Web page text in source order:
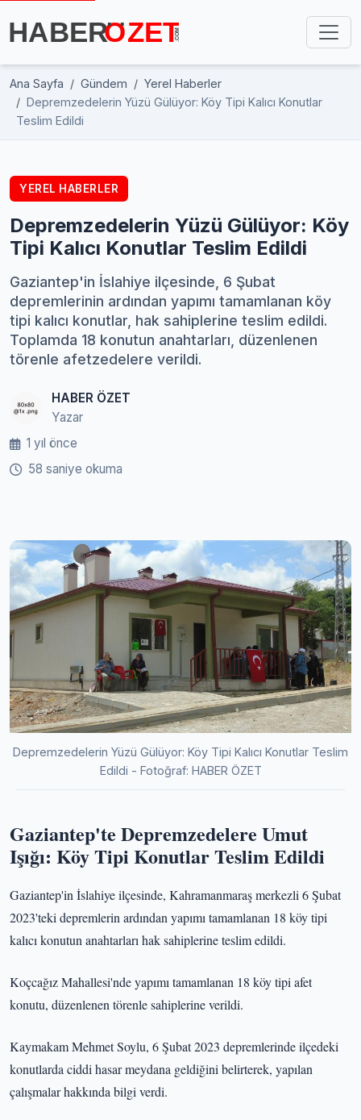
Ana Sayfa Gündem
Yerel Haberler
Depremzedelerin Yüzü Gülüyor: Köy Tipi Kalıcı Konutlar
Teslim Edildi
YEREL HABERLER
Depremzedelerin Yüzü Gülüyor: Köy
Tipi Kalıcı Konutlar Teslim Edildi
Gaziantep'in İslahiye ilçesinde, 6 Şubat
depremlerinin ardından yapımı tamamlanan köy
tipi kalıcı konutlar, hak sahiplerine teslim edildi.
Toplamda 18 konutun anahtarları, düzenlenen
törenle afetzedelere verildi.
HABER ÖZET
Yazar
1 yıl önce
58 saniye okuma
Depremzedelerin Yüzü Gülüyor: Köy Tipi Kalıcı Konutlar Teslim
Edildi - Fotoğraf: HABER ÖZET
Gaziantep'te Depremzedelere Umut
Işığı: Köy Tipi Konutlar Teslim Edildi
Gaziantep'in İslahiye ilçesinde, Kahramanmaraş merkezli 6 Şubat
2023'teki depremlerin ardından yapımı tamamlanan 18 köy tipi
kalıcı konutun anahtarları hak sahiplerine teslim edildi.
Koçcağız Mahallesi'nde yapımı tamamlanan 18 köy tipi afet
konutu, düzenlenen törenle sahiplerine verildi.
Kaymakam Mehmet Soylu, 6 Şubat 2023 depremlerinde ilçedeki
konutlarda ciddi hasar meydana geldiğini belirterek, yapılan
çalışmalar hakkında bilgi verdi.